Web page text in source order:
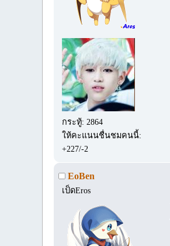
กระทู้: 2864
ให้คะแนนชื่นชมคนนี้:
+227/-2
EoBen
เป็ดEros